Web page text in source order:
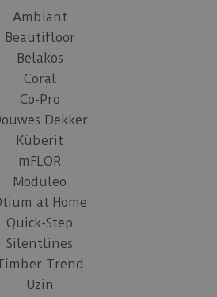
Ambiant
Beautifloor
Belakos
Coral
Co-Pro
Dekker
Küberit
mFLOR
Moduleo
at Home
Quick-Step
Silentlines
Trend
Uzin